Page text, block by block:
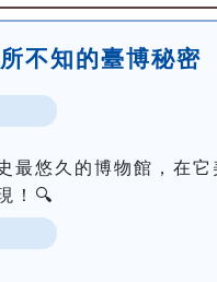
不知的臺博秘密
最悠久的博物館，在
！🔍